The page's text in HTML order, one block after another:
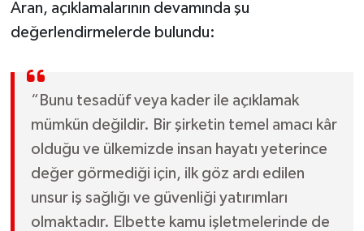
Aran, açıklamalarının devamında şu
değerlendirmelerde bulundu:
“Bunu tesadüf veya kader ile açıklamak
mümkün değildir. Bir şirketin temel amacı kâr
olduğu ve ülkemizde insan hayatı yeterince
değer görmediği için, ilk göz ardı edilen
unsur iş sağlığı ve güvenliği yatırımları
olmaktadır. Elbette kamu işletmelerinde de